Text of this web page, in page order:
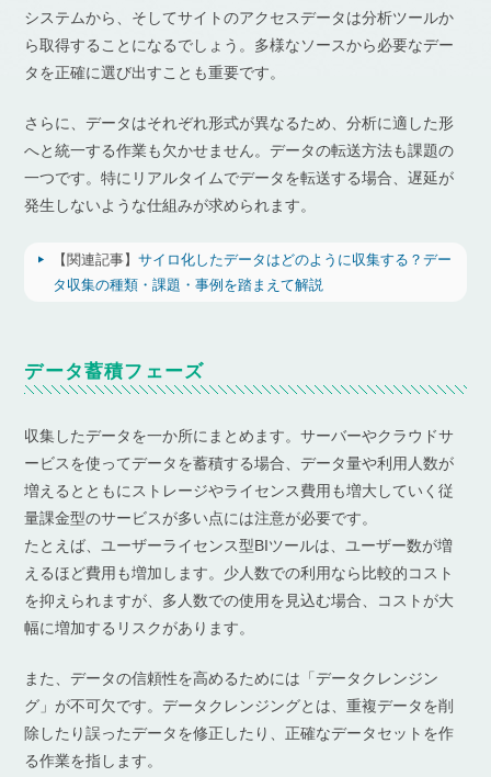
システムから、そしてサイトのアクセスデータは分析ツールか
ら取得することになるでしょう。多様なソースから必要なデー
タを正確に選び出すことも重要です。
さらに、データはそれぞれ形式が異なるため、分析に適した形
へと統一する作業も欠かせません。データの転送方法も課題の
一つです。特にリアルタイムでデータを転送する場合、遅延が
発生しないような仕組みが求められます。
【関連記事】サイロ化したデータはどのように収集する？デー
タ収集の種類・課題・事例を踏まえて解説
データ蓄積フェーズ
収集したデータを一か所にまとめます。サーバーやクラウドサ
ービスを使ってデータを蓄積する場合、データ量や利用人数が
増えるとともにストレージやライセンス費用も増大していく従
量課金型のサービスが多い点には注意が必要です。
たとえば、ユーザーライセンス型BIツールは、ユーザー数が増
えるほど費用も増加します。少人数での利用なら比較的コスト
を抑えられますが、多人数での使用を見込む場合、コストが大
幅に増加するリスクがあります。
また、データの信頼性を高めるためには「データクレンジン
グ」が不可欠です。データクレンジングとは、重複データを削
除したり誤ったデータを修正したり、正確なデータセットを作
る作業を指します。